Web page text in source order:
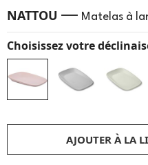
NATTOU — Matelas à
Choisissez votre
AJOUTER À LA